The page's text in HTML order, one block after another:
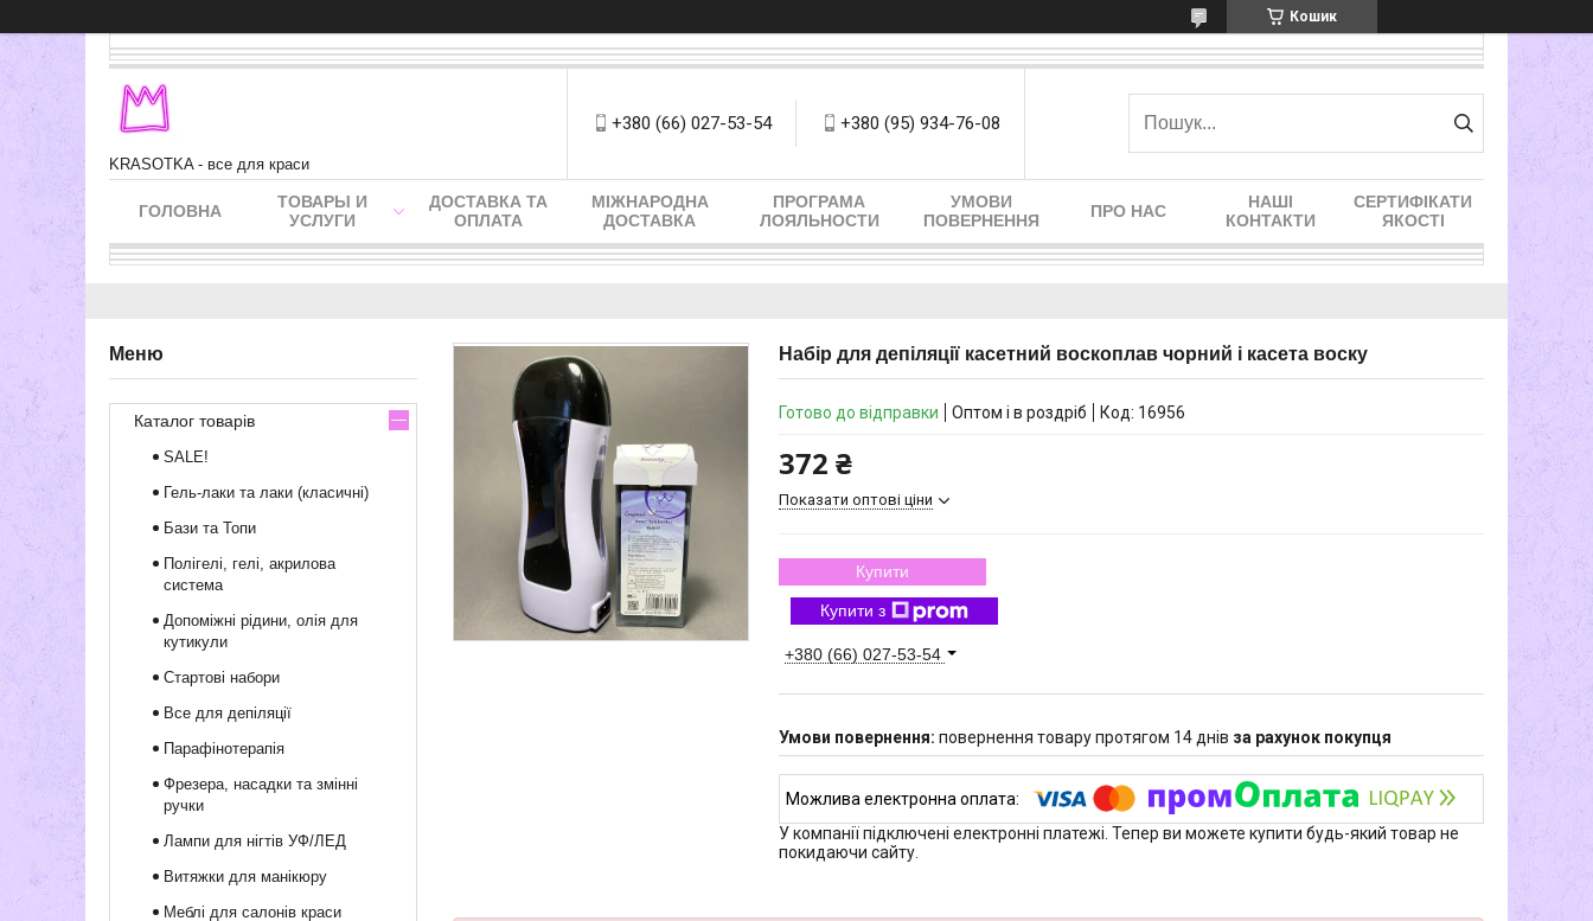
Кошик
KRASOTKA - все для краси
+380 (66) 027-53-54 +380 (95) 934-76-08
ГОЛОВНА
ТОВАРЫ И
УСЛУГИ
ДОСТАВКА ТА
ОПЛАТА
МІЖНАРОДНА
ДОСТАВКА
ПРОГРАМА
ЛОЯЛЬНОСТИ
УМОВИ
ПОВЕРНЕННЯ
ПРО НАС
НАШІ
КОНТАКТИ
СЕРТИФІКАТИ
ЯКОСТІ
Набір для депіляції касетний воскоплав чорний і касета воску
Готово до відправки Оптом і в роздріб Код: 16956
372 ₴
Показати оптові ціни
Купити
Купити з
+380 (66) 027-53-54
повернення товару протягом 14 днів за рахунок покупця
У компанії підключені електронні платежі. Тепер ви можете купити будь-який товар не
покидаючи сайту.
Каталог товарів
SALE!
Гель-лаки та лаки (класичні)
Бази та Топи
Полігелі, гелі, акрилова
система
Допоміжні рідини, олія для
кутикули
Стартові набори
Все для депіляції
Парафінотерапія
Фрезера, насадки та змінні
ручки
Лампи для нігтів УФ/ЛЕД
Витяжки для манікюру
Меблі для салонів краси